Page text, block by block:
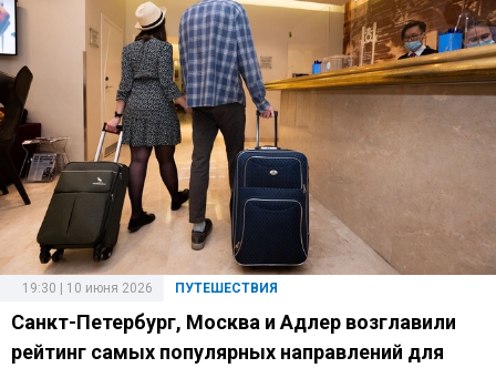
ПУТЕШЕСТВИЯ
19:30 | 10 июня 2026
Санкт-Петербург, Москва и Адлер возглавили
рейтинг самых популярных направлений для